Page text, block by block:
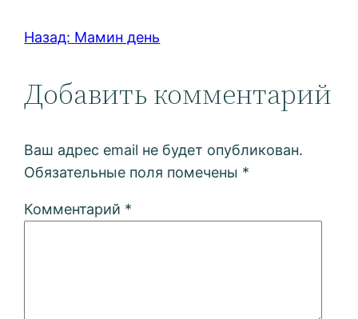
Назад: Мамин день
Добавить комментарий
Ваш адрес email не будет опубликован.
Обязательные поля помечены *
Комментарий *